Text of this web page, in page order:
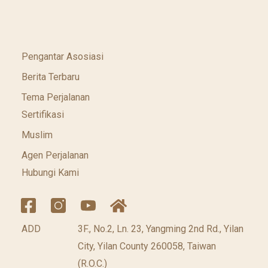
Pengantar Asosiasi
Berita Terbaru
Tema Perjalanan
Sertifikasi
Muslim
Agen Perjalanan
Hubungi Kami
ADD
3F., No.2, Ln. 23, Yangming 2nd Rd., Yilan
City, Yilan County 260058, Taiwan
(R.O.C.)